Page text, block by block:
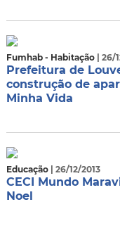
Fumhab - Habitação | 26/
Prefeitura de
construção de
Minha Vida
Educação | 26/12/2013
CECI Mundo
Noel